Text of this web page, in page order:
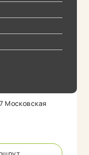
Московская